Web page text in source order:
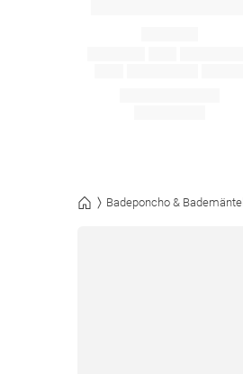
Badeponcho & Bademäntel